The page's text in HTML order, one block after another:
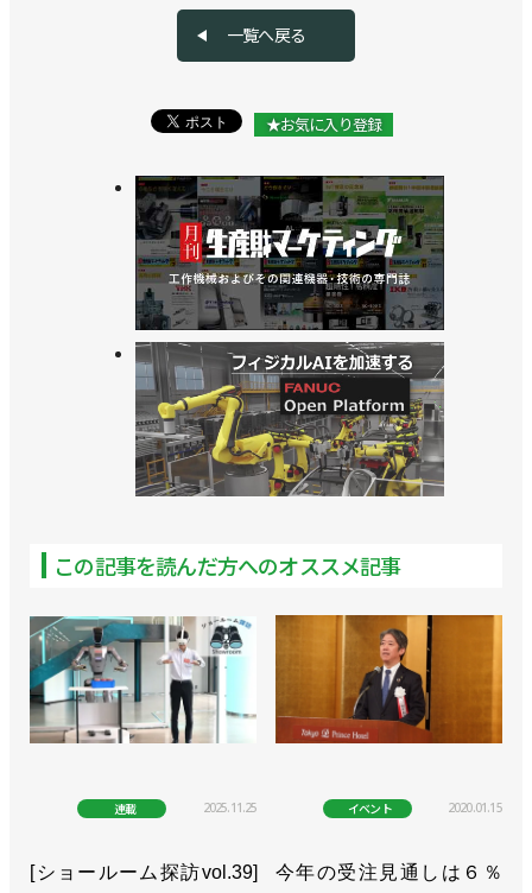
>>受注額が１兆円超に、今年は１兆2200億円の見通
し／日本ロボット工業会 2025年統計
>>受注額・生産額は過去最高を更新！ 26年１～３
月期統計／日本ロボット工業会
>>AIを追い風に１兆300億円からさらに上振れを期
待／2026年ロボット関連３団体新年賀詞交歓会
>>【ロボット関連３団体：新年のごあいさつ】日本
ロボット工業会 橋本康彦 会長
>>国際ロボット展など市場拡大に取り組む／日本ロ
ボット工業会
>>国内出荷額が２年ぶりに増加／日本ロボット工業
会 2024年統計
本ロボット工業会
>>受注額が大幅回復、生産額は７四半期ぶりに増加
／日本ロボット工業会
>>７～９月の産ロボ受注額が８四半期ぶりに前年同
期比増に／日本ロボット工業会
>>18社共同で「第２回物流DX会議」を８月23日に
一覧へ戻る
★お気に入り登録
この記事を読んだ方へのオススメ記事
連載 2025.11.25
[ショールーム探訪vol.39]
イベント 2020.01.15
今年の受注見通しは６％